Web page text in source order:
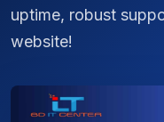
uptime, robust
website!